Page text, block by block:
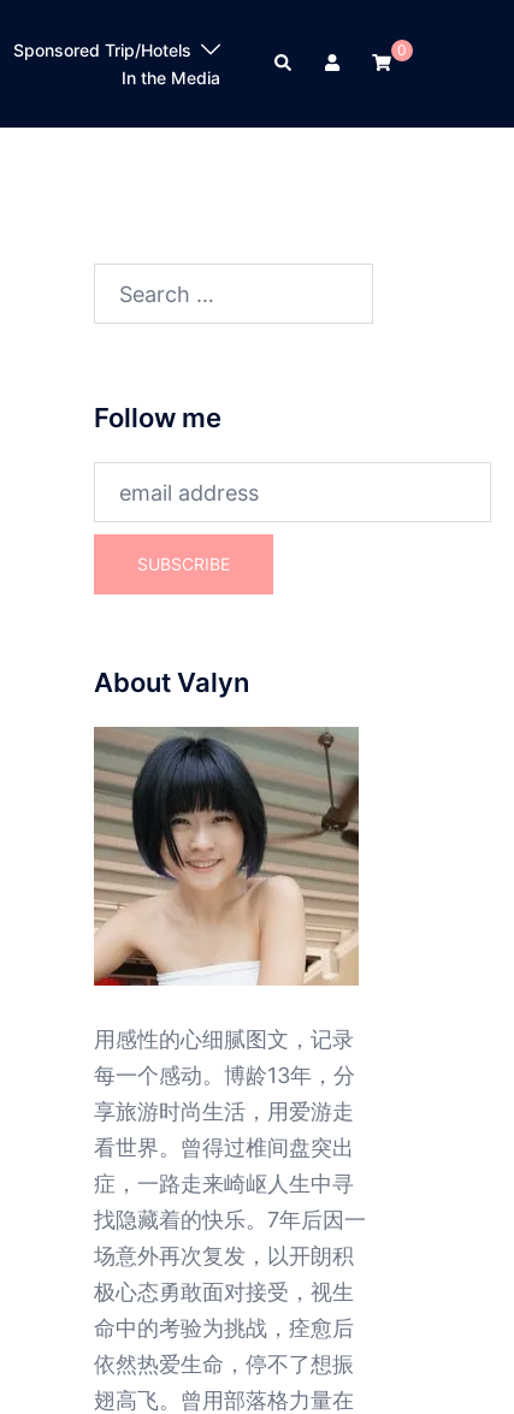
Sponsored Trip/Hotels
In the Media
Search
0
Search
Follow me
About Valyn
用感性的心细腻图文，记录
每一个感动。博龄13年，分
享旅游时尚生活，用爱游走
看世界。曾得过椎间盘突出
症，一路走来崎岖人生中寻
找隐藏着的快乐。7年后因一
场意外再次复发，以开朗积
极心态勇敢面对接受，视生
命中的考验为挑战，痊愈后
依然热爱生命，停不了想振
翅高飞。曾用部落格力量在